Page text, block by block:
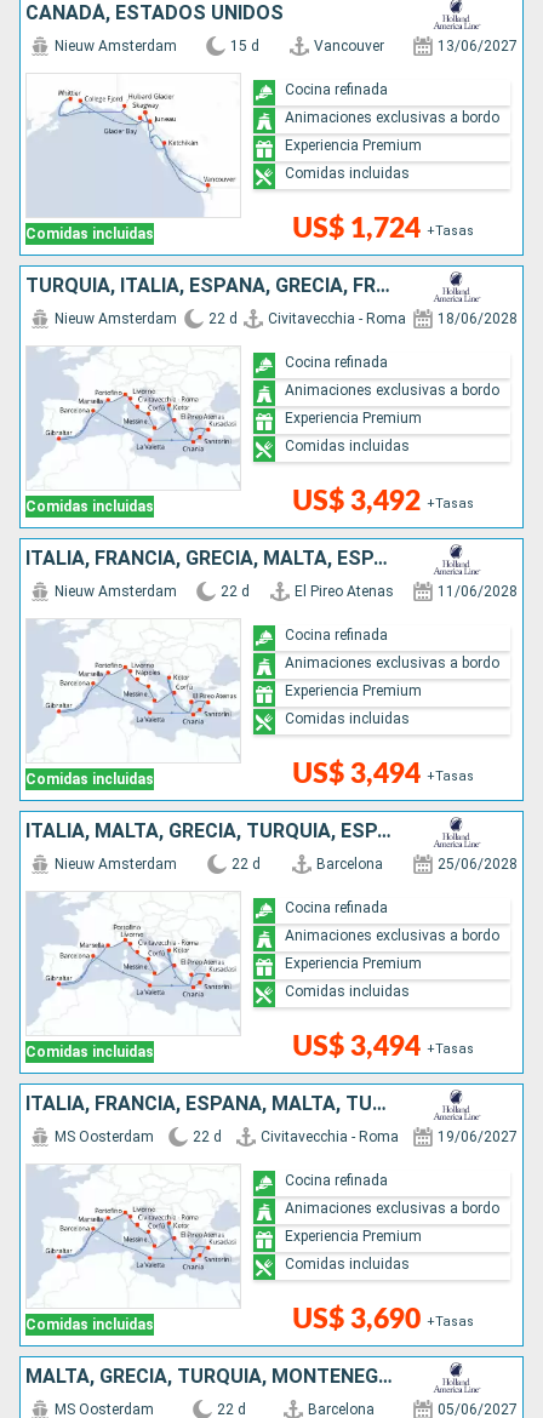
CANADÁ, ESTADOS UNIDOS
Comidas incluidas
Nieuw Amsterdam 15 d Vancouver 13/06/2027
US$ 1,724 +Tasas
Cocina refinada
Animaciones exclusivas a bordo
Experiencia Premium
Comidas incluidas
TURQUÍA, ITALIA, ESPAÑA, GRECIA, FRANCIA, MONTENEGRO, MALTA
Comidas incluidas
Nieuw Amsterdam 22 d Civitavecchia - Roma 18/06/2028
US$ 3,492 +Tasas
Cocina refinada
Animaciones exclusivas a bordo
Experiencia Premium
Comidas incluidas
ITALIA, FRANCIA, GRECIA, MALTA, ESPAÑA, TURQUÍA, MONTENEGRO
Comidas incluidas
Nieuw Amsterdam 22 d El Pireo Atenas 11/06/2028
US$ 3,494 +Tasas
Cocina refinada
Animaciones exclusivas a bordo
Experiencia Premium
Comidas incluidas
ITALIA, MALTA, GRECIA, TURQUÍA, ESPAÑA, FRANCIA, MONTENEGRO
Comidas incluidas
Nieuw Amsterdam 22 d Barcelona 25/06/2028
US$ 3,494 +Tasas
Cocina refinada
Animaciones exclusivas a bordo
Experiencia Premium
Comidas incluidas
ITALIA, FRANCIA, ESPAÑA, MALTA, TURQUÍA, MONTENEGRO, GRECIA
Comidas incluidas
MS Oosterdam 22 d Civitavecchia - Roma 19/06/2027
US$ 3,690 +Tasas
Cocina refinada
Animaciones exclusivas a bordo
Experiencia Premium
Comidas incluidas
MALTA, GRECIA, TURQUÍA, MONTENEGRO, ITALIA, FRANCIA, ESPAÑA
MS Oosterdam 22 d Barcelona 05/06/2027